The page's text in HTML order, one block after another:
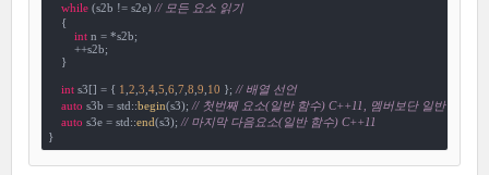
while (s2b != s2e) // 모든 요소 읽기
    {
int n = *s2b;
        ++s2b;
    }
int s3[] = { 1 2 3 4, 5 6 7 8 9 10 }; // 배열 선언
auto s3b = std::begin(s3); // 첫번째 요소(일반 함수) C++11, 멤버보단 일반 함수
auto s3e = std::end(s3); // 마지막 다음요소(일반 함수) C++11
}